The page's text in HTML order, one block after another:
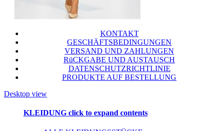
KONTAKT
GESCHÄFTSBEDINGUNGEN
VERSAND UND ZAHLUNGEN
RüCKGABE UND AUSTAUSCH
DATENSCHUTZRICHTLINIE
PRODUKTE AUF BESTELLUNG
Desktop view
KLEIDUNG click to expand contents